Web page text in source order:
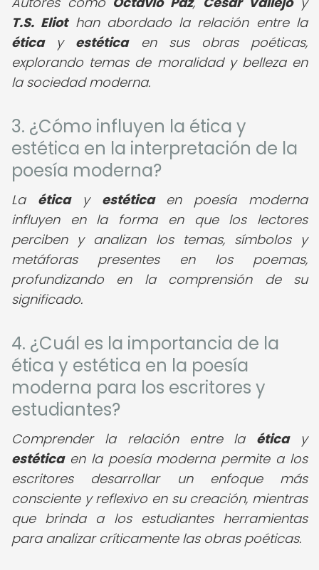
T.S. Eliothan abordado la relación entre la
éticay estéticaen sus obras poéticas,
explorando temas de moralidad y belleza en
la sociedad moderna.
3. ¿Cómo influyen la ética y
estética en la interpretación de la
poesía moderna?
La éticay estéticaen poesía moderna
influyen en la forma en que los lectores
perciben y analizan los temas, símbolos y
metáforas presentes en los poemas,
profundizando en la comprensión de su
significado.
4. ¿Cuál es la importancia de la
ética y estética en la poesía
moderna para los escritores y
estudiantes?
Comprender la relación entre la éticay
estéticaen la poesía moderna permite a los
escritores desarrollar un enfoque más
consciente y reflexivo en su creación, mientras
que brinda a los estudiantes herramientas
para analizar críticamente las obras poéticas.